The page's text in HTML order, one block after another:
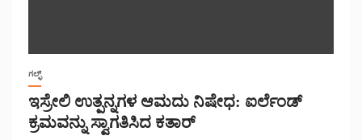
ಗಲ್ಫ್
ಇಸ್ರೇಲಿ ಉತ್ಪನ್ನಗಳ ಆಮದು ನಿಷೇಧ: ಐರ್ಲೆಂಡ್
ಕ್ರಮವನ್ನು ಸ್ವಾಗತಿಸಿದ ಕತಾರ್